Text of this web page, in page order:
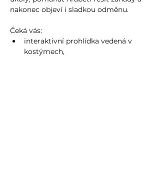
nakonec objeví i sladkou odměnu.
Čeká vás:
interaktivní prohlídka vedená v
kostýmech,